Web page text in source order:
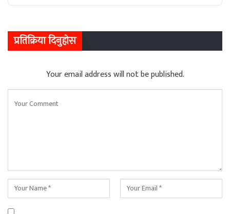
प्रतिक्रिया दिनुहोस
Your email address will not be published.